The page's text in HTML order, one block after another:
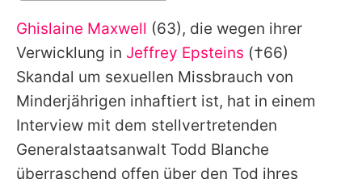
Alle Themen auf Promiflash
Jobs
App runterladen
Team
Ghislaine Maxwell (63), die wegen ihrer
Verwicklung in Jeffrey Epsteins (†66)
Skandal um sexuellen Missbrauch von
Minderjährigen inhaftiert ist, hat in einem
Interview mit dem stellvertretenden
Generalstaatsanwalt Todd Blanche
überraschend offen über den Tod ihres